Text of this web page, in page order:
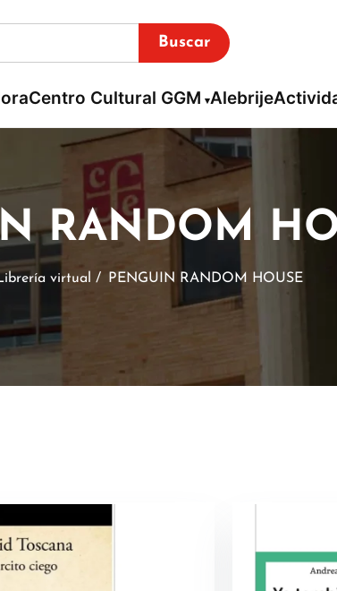
Buscar
Centro Cultural GGM Alebrije
RANDOM
virtual / PENGUIN RANDOM HOUSE